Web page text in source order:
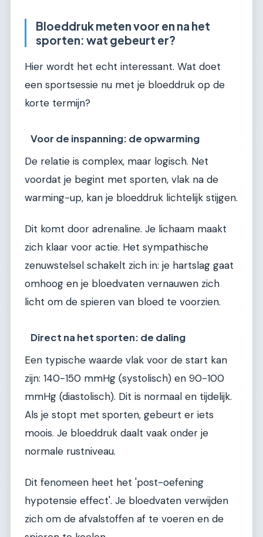
Bloeddruk meten voor en na het
sporten: wat gebeurt er?
Hier wordt het echt interessant. Wat doet
een sportsessie nu met je bloeddruk op de
korte termijn?
Voor de inspanning: de opwarming
De relatie is complex, maar logisch. Net
voordat je begint met sporten, vlak na de
warming-up, kan je bloeddruk lichtelijk stijgen.
Dit komt door adrenaline. Je lichaam maakt
zich klaar voor actie. Het sympathische
zenuwstelsel schakelt zich in: je hartslag gaat
omhoog en je bloedvaten vernauwen zich
licht om de spieren van bloed te voorzien.
Direct na het sporten: de daling
Een typische waarde vlak voor de start kan
zijn: 140-150 mmHg (systolisch) en 90-100
mmHg (diastolisch). Dit is normaal en tijdelijk.
Als je stopt met sporten, gebeurt er iets
moois. Je bloeddruk daalt vaak onder je
normale rustniveau.
Dit fenomeen heet het 'post-oefening
hypotensie effect'. Je bloedvaten verwijden
zich om de afvalstoffen af te voeren en de